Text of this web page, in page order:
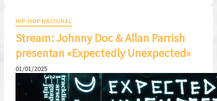
HIP-HOP NACIONAL
Stream: Johnny Doc & Allan Parrish
presentan «Expectedly Unexpected»
01/01/2025